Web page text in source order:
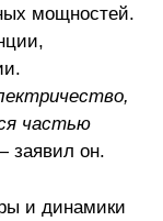
мощностей.
частью
заявил он.
и динамики